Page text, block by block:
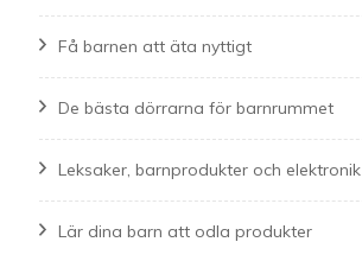
Få barnen att äta nyttigt
De bästa dörrarna för barnrummet
Leksaker, barnprodukter och elektronik
Lär dina barn att odla produkter